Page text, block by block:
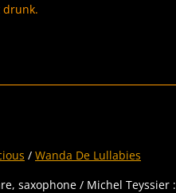
drunk.
/ Wanda De Lullabies
saxophone / Michel Teyssier :